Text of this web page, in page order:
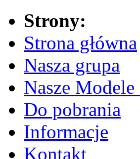
Strony:
Strona główna
Nasza grupa
Nasze Modele
Do pobrania
Informacje
Kontakt